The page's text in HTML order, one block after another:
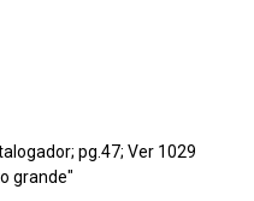
pg.47; Ver 1029
grande"